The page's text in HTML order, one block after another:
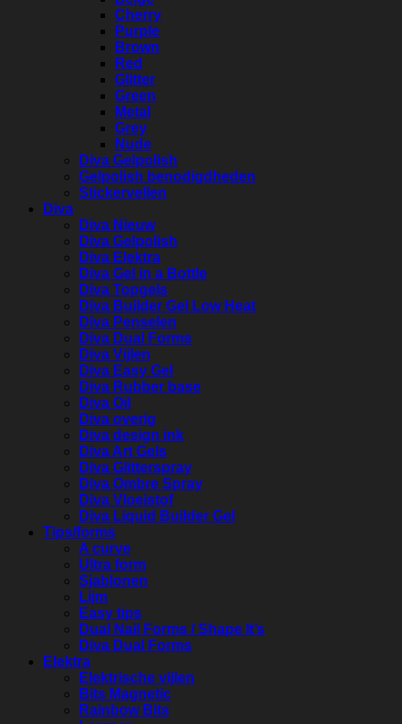
Cherry
Purple
Brown
Red
Glitter
Green
Metal
Grey
Nude
Diva Gelpolish
Gelpolish benodigdheden
Stickervellen
Diva
Diva Nieuw
Diva Gelpolish
Diva Elektra
Diva Gel in a Bottle
Diva Topgels
Diva Builder Gel Low Heat
Diva Penselen
Diva Dual Forms
Diva Vijlen
Diva Easy Gel
Diva Rubber base
Diva Oil
Diva overig
Diva design ink
Diva Art Gels
Diva Glitterspray
Diva Ombre Spray
Diva Vloeistof
Diva Liquid Builder Gel
Tips/forms
A curve
Ultra form
Sjablonen
Lijm
Easy tips
Dual Nail Forms / Shape It’s
Diva Dual Forms
Elektra
Elektrische vijlen
Bits Magnetic
Rainbow Bits